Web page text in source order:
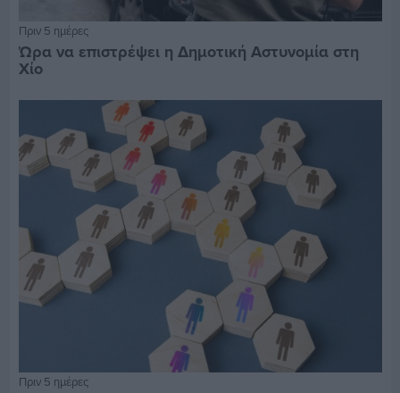
Πριν 5 ημέρες
Ώρα να επιστρέψει η Δημοτική Αστυνομία στη
Χίο
Πριν 5 ημέρες